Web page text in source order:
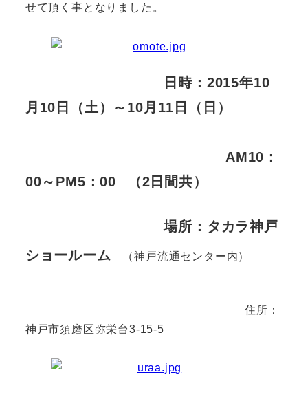
せて頂く事となりました。
日時：2015年10
月10日（土）～10月11日（日）
AM10：
00～PM5：00
（2日間共）
場所：タカラ神戸
ショールーム
（神戸流通センター内）
住所：
神戸市須磨区弥栄台3-15-5